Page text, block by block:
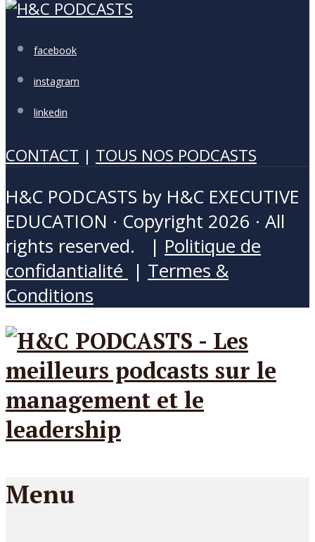
facebook
instagram
linkedin
CONTACT | TOUS NOS PODCASTS
H&C PODCASTS by H&C EXECUTIVE
EDUCATION · Copyright 2026 · All
rights reserved. | Politique de
confidantialité | Termes &
Conditions
Menu